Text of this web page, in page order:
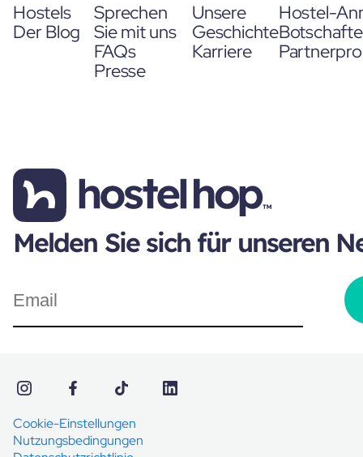
Hostels
Der Blog
Sprechen
Sie mit uns
FAQs
Presse
Unsere
Geschichte
Karriere
Hostel-
Melden Sie sich für unseren
Cookie-Einstellungen
Nutzungsbedingungen